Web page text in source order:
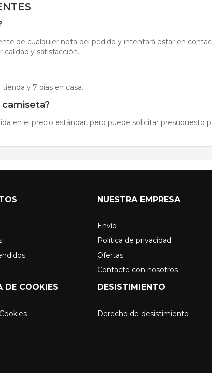
de cualquier nota del pedido y intentará estar en
calidad y satisfacción.
y 7 días en casa.
en el precio estándar, pero puede solicitar presupuesto
NUESTRA EMPRESA
Envío
Política de privacidad
Ofertas
Contacte con nosotros
DE COOKIES DESISTIMIENTO
Derecho de desistimiento